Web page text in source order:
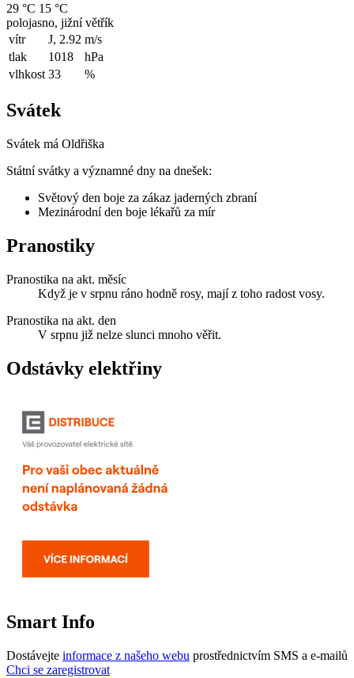
29 °C 15 °C
polojasno, jižní větřík
vítr
J, 2.92 m/s
tlak
1018
hPa
vlhkost 33 %
Svátek
Svátek má Oldřiška
Státní svátky a významné dny na dnešek:
Světový den boje za zákaz jaderných zbraní
Mezinárodní den boje lékařů za mír
Pranostiky
Pranostika na akt. měsíc
Když je v srpnu ráno hodně rosy, mají z toho radost vosy.
Pranostika na akt. den
V srpnu již nelze slunci mnoho věřit.
Odstávky elektřiny
Smart Info
Dostávejte informace z našeho webu prostřednictvím SMS a e-mailů
Chci se zaregistrovat